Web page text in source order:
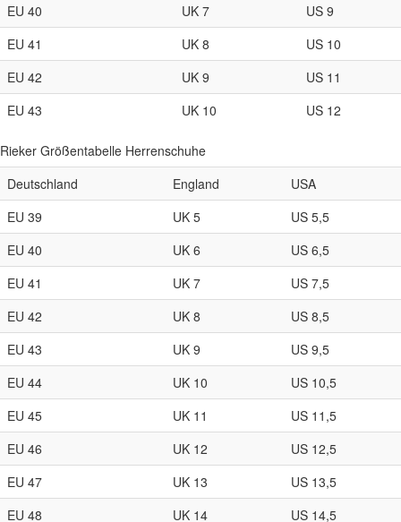
EU 40
UK 7
US 9
EU 41
UK 8
US 10
EU 42
UK 9
US 11
EU 43
UK 10 US 12
Rieker Größentabelle Herrenschuhe
Deutschland
England
USA
EU 39
UK 5
US 5,5
EU 40
UK 6
US 6,5
EU 41
UK 7
US 7,5
EU 42
UK 8
US 8,5
EU 43
UK 9
US 9,5
EU 44
UK 10
US 10,5
EU 45
UK 11
US 11,5
EU 46
UK 12
US 12,5
EU 47
UK 13
US 13,5
EU 48
UK 14
US 14,5